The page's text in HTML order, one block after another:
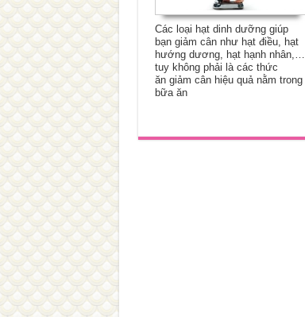
Các loại hạt dinh dưỡng giúp
bạn giảm cân như hạt điều, hạt
hướng dương, hạt hạnh nhân,…
tuy không phải là các thức
ăn giảm cân hiệu quả nằm trong
bữa ăn